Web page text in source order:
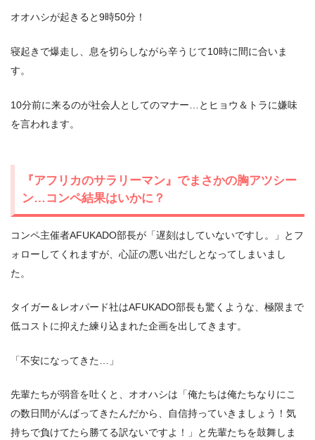
オオハシが起きると9時50分！
寝起きで爆走し、息を切らしながら辛うじて10時に間に合いま
す。
10分前に来るのが社会人としてのマナー…とヒョウ＆トラに嫌味
を言われます。
『アフリカのサラリーマン』でまさかの胸アツシー
ン…コンペ結果はいかに？
コンペ主催者AFUKADO部長が「遅刻はしていないですし。」とフ
ォローしてくれますが、心証の悪い出だしとなってしまいまし
た。
タイガー＆レオパード社はAFUKADO部長も驚くような、極限まで
低コストに抑えた練り込まれた企画を出してきます。
「不安になってきた…」
先輩たちが弱音を吐くと、オオハシは「俺たちは俺たちなりにこ
の数日間がんばってきたんだから、自信持っていきましょう！気
持ちで負けてたら勝てる訳ないですよ！」と先輩たちを鼓舞しま